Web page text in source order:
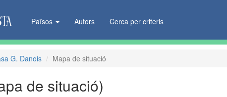
Països Autors Cerca per criteris
G. Danois Mapa de situació
de situació)